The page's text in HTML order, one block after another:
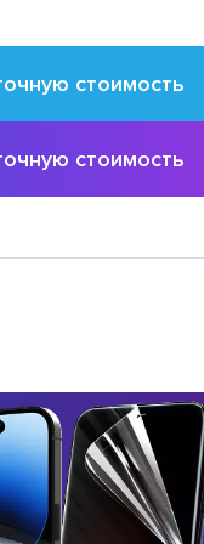
стоимость
стоимость